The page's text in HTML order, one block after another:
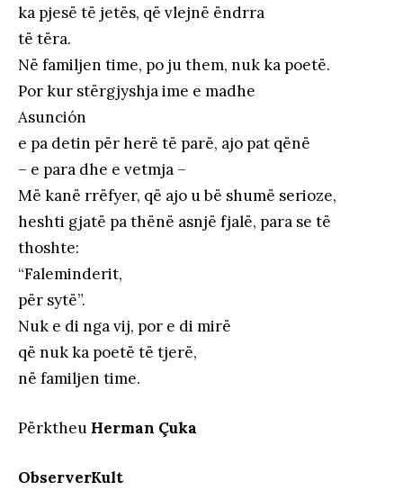
ka pjesë të jetës, që vlejnë ëndrra
të tëra.
Në familjen time, po ju them, nuk ka poetë.
Por kur stërgjyshja ime e madhe
Asunción
e pa detin për herë të parë, ajo pat qënë
– e para dhe e vetmja –
Më kanë rrëfyer, që ajo u bë shumë serioze,
heshti gjatë pa thënë asnjë fjalë, para se të
thoshte:
“Faleminderit,
për sytë”.
Nuk e di nga vij, por e di mirë
që nuk ka poetë të tjerë,
në familjen time.
Përktheu Herman Çuka
ObserverKult